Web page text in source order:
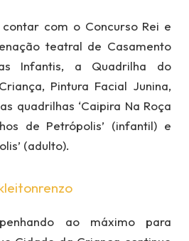
com o Concurso Rei e
teatral de Casamento
Infantis, a Quadrilha do
Pintura Facial Junina,
quadrilhas ‘Caipira Na Roça
de Petrópolis’ (infantil) e
(adulto).
ao máximo para